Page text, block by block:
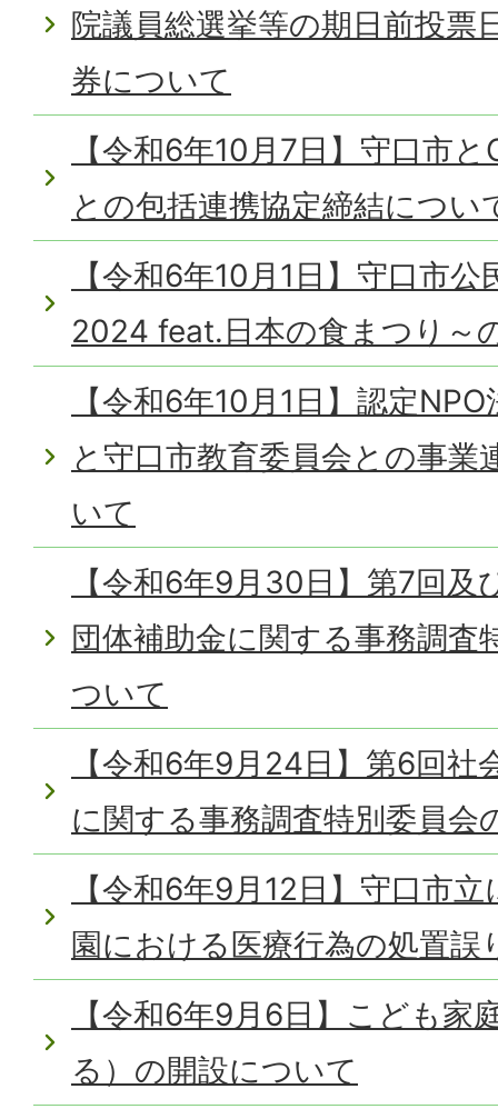
院議員総選挙等の期日前投票
券について
【令和6年10月7日】守口市
との包括連携協定締結につい
【令和6年10月1日】守口市
2024 feat.日本の食まつり～
【令和6年10月1日】認定
と守口市教育委員会との事業
いて
【令和6年9月30日】第7回及
団体補助金に関する事務調査
ついて
【令和6年9月24日】第6回社
に関する事務調査特別委員会
【令和6年9月12日】守口市
園における医療行為の処置誤
【令和6年9月6日】こども家
る）の開設について